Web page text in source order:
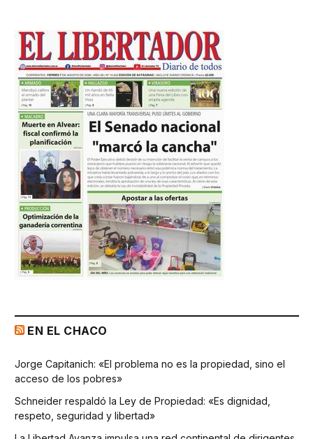
EN EL CHACO
Jorge Capitanich: «El problema no es la propiedad, sino el
acceso de los pobres»
Schneider respaldó la Ley de Propiedad: «Es dignidad,
respeto, seguridad y libertad»